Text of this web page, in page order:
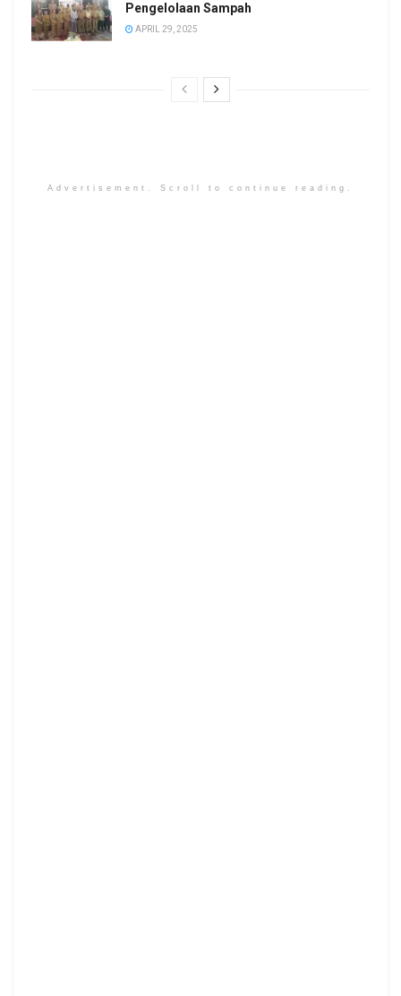
Pengelolaan Sampah
APRIL 29, 2025
Advertisement. Scroll to continue reading.